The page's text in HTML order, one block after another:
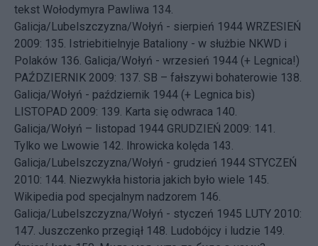
tekst Wołodymyra Pawliwa 134.
Galicja/Lubelszczyzna/Wołyń - sierpień 1944 WRZESIEŃ
2009: 135. Istriebitielnyje Bataliony - w służbie NKWD i
Polaków 136. Galicja/Wołyń - wrzesień 1944 (+ Legnica!)
PAŹDZIERNIK 2009: 137. SB – fałszywi bohaterowie 138.
Galicja/Wołyń - październik 1944 (+ Legnica bis)
LISTOPAD 2009: 139. Karta się odwraca 140.
Galicja/Wołyń – listopad 1944 GRUDZIEŃ 2009: 141.
Tylko we Lwowie 142. Ihrowicka kolęda 143.
Galicja/Lubelszczyzna/Wołyń - grudzień 1944 STYCZEŃ
2010: 144. Niezwykła historia jakich było wiele 145.
Wikipedia pod specjalnym nadzorem 146.
Galicja/Lubelszczyzna/Wołyń - styczeń 1945 LUTY 2010:
147. Juszczenko przegiął 148. Ludobójcy i ludzie 149.